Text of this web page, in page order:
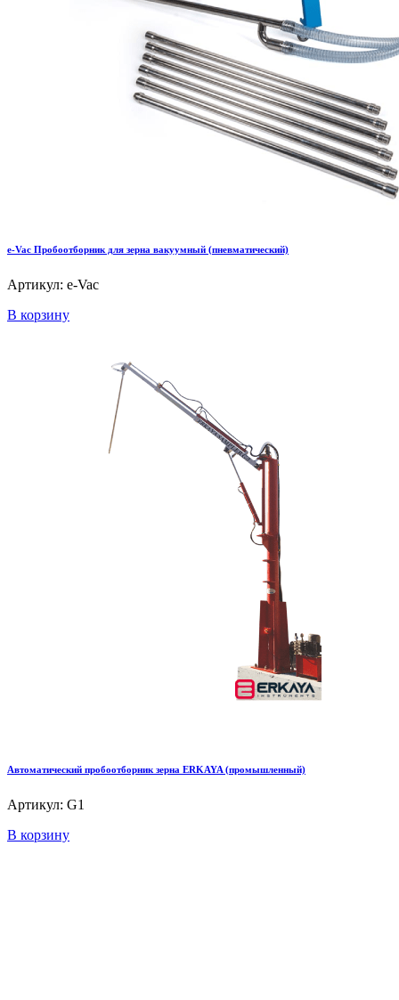
e-Vac Пробоотборник для зерна вакуумный (пневматический)
Артикул: e-Vac
В корзину
Автоматический пробоотборник зерна ERKAYA (промышленный)
Артикул: G1
В корзину